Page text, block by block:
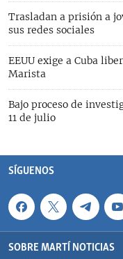
Trasladan a prisión a
sus redes sociales
EEUU exige a Cuba
Marista
Bajo proceso de
11 de julio
SÍGUENOS
SOBRE MARTÍ NOTICIAS